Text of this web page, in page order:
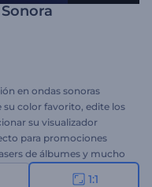
en ondas sonoras
su color favorito, edite los
su visualizador
para promociones
de álbumes y mucho
1:1